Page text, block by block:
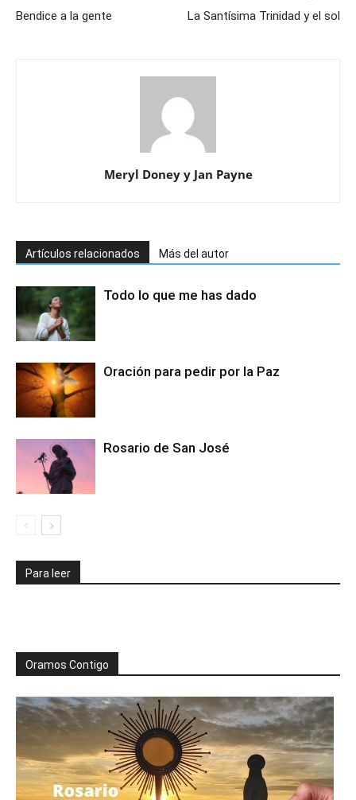
Bendice a la gente La Santísima Trinidad y el sol
Meryl Doney y Jan Payne
Artículos relacionados Más del autor
Todo lo que me has dado
Oración para pedir por la Paz
Rosario de San José
Para leer
Oramos Contigo